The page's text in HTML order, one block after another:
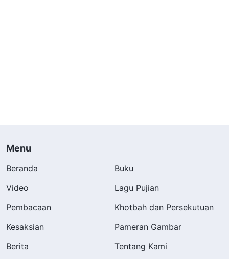
Pada Tahun Baru 2016, aku menjejakkan kaki di
waktu luangku dan juga bergabung dengan
sebuah kelompok doa, membaca Alkitab dan
Menu
Beranda
Buku
Video
Lagu Pujian
Pembacaan
Khotbah dan Persekutuan
Kesaksian
Pameran Gambar
Berita
Tentang Kami